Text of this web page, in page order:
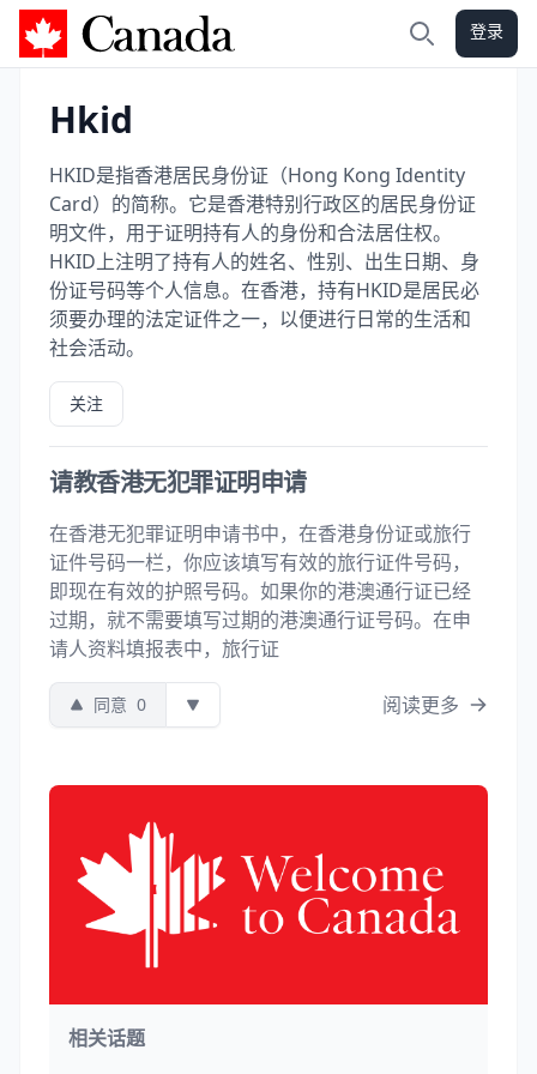
加拿大攻略 登录
Hkid
HKID是指香港居民身份证（Hong Kong Identity
Card）的简称。它是香港特别行政区的居民身份证
明文件，用于证明持有人的身份和合法居住权。
HKID上注明了持有人的姓名、性别、出生日期、身
份证号码等个人信息。在香港，持有HKID是居民必
须要办理的法定证件之一，以便进行日常的生活和
社会活动。
关注
请教香港无犯罪证明申请
在香港无犯罪证明申请书中，在香港身份证或旅行
证件号码一栏，你应该填写有效的旅行证件号码，
即现在有效的护照号码。如果你的港澳通行证已经
过期，就不需要填写过期的港澳通行证号码。在申
请人资料填报表中，旅行证
同意 0 阅读更多
相关话题